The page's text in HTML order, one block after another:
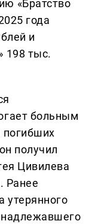
«Братство
года
и
198 тыс.
больным
погибших
получил
Цивилева
Ранее
утерянного